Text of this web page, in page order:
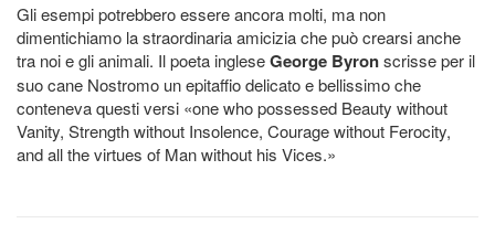
Gli esempi potrebbero essere ancora molti, ma non
dimentichiamo la straordinaria amicizia che può crearsi anche
tra noi e gli animali. Il poeta ingleseGeorge Byronscrisse per il
suo cane Nostromo un epitaffio delicato e bellissimo che
conteneva questi versi «one who possessed Beauty without
Vanity, Strength without Insolence, Courage without Ferocity,
and all the virtues of Man without his Vices.»